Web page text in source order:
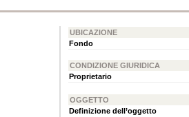
UBICAZIONE
Fondo
CONDIZIONE GIURIDICA
Proprietario
OGGETTO
Definizione dell’oggetto